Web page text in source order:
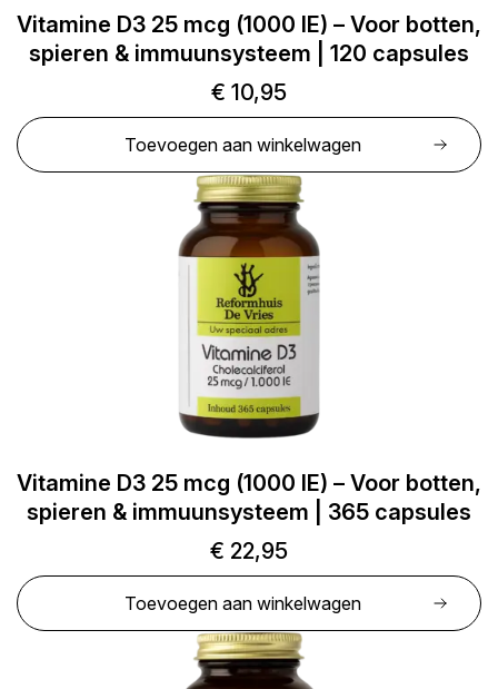
Vitamine D3 25 mcg (1000 IE) – Voor botten,
spieren & immuunsysteem | 120 capsules
€ 10,95
Toevoegen aan winkelwagen
Vitamine D3 25 mcg (1000 IE) – Voor botten,
spieren & immuunsysteem | 365 capsules
€ 22,95
Toevoegen aan winkelwagen